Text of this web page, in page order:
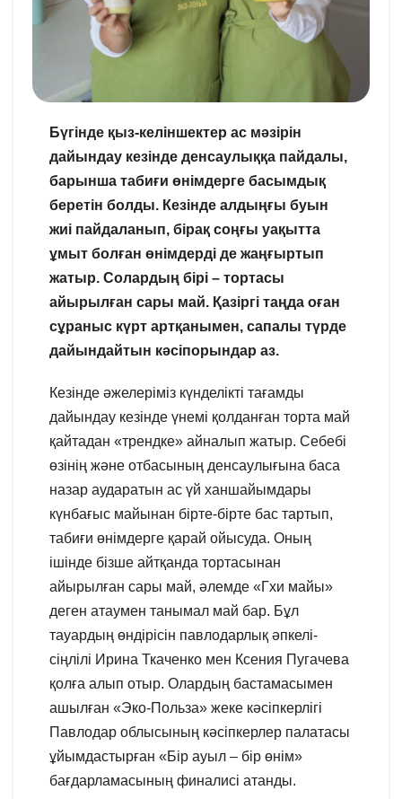
Бүгінде қыз-келіншектер ас мәзірін
дайындау кезінде денсаулыққа пайдалы,
барынша табиғи өнімдерге басымдық
беретін болды. Кезінде алдыңғы буын
жиі пайдаланып, бірақ соңғы уақытта
ұмыт болған өнімдерді де жаңғыртып
жатыр. Солардың бірі – тортасы
айырылған сары май. Қазіргі таңда оған
сұраныс күрт артқанымен, сапалы түрде
дайындайтын кәсіпорындар аз.
Кезінде әжелеріміз күнделікті тағамды
дайындау кезінде үнемі қолданған торта май
қайтадан «трендке» айналып жатыр. Себебі
өзінің және отбасының денсаулығына баса
назар аударатын ас үй ханшайымдары
күнбағыс майынан бірте-бірте бас тартып,
табиғи өнімдерге қарай ойысуда. Оның
ішінде бізше айтқанда тортасынан
айырылған сары май, әлемде «Гхи майы»
деген атаумен танымал май бар. Бұл
тауардың өндірісін павлодарлық әпкелі-
сіңлілі Ирина Ткаченко мен Ксения Пугачева
қолға алып отыр. Олардың бастамасымен
ашылған «Эко-Польза» жеке кәсіпкерлігі
Павлодар облысының кәсіпкерлер палатасы
ұйымдастырған «Бір ауыл – бір өнім»
бағдарламасының финалисі атанды.